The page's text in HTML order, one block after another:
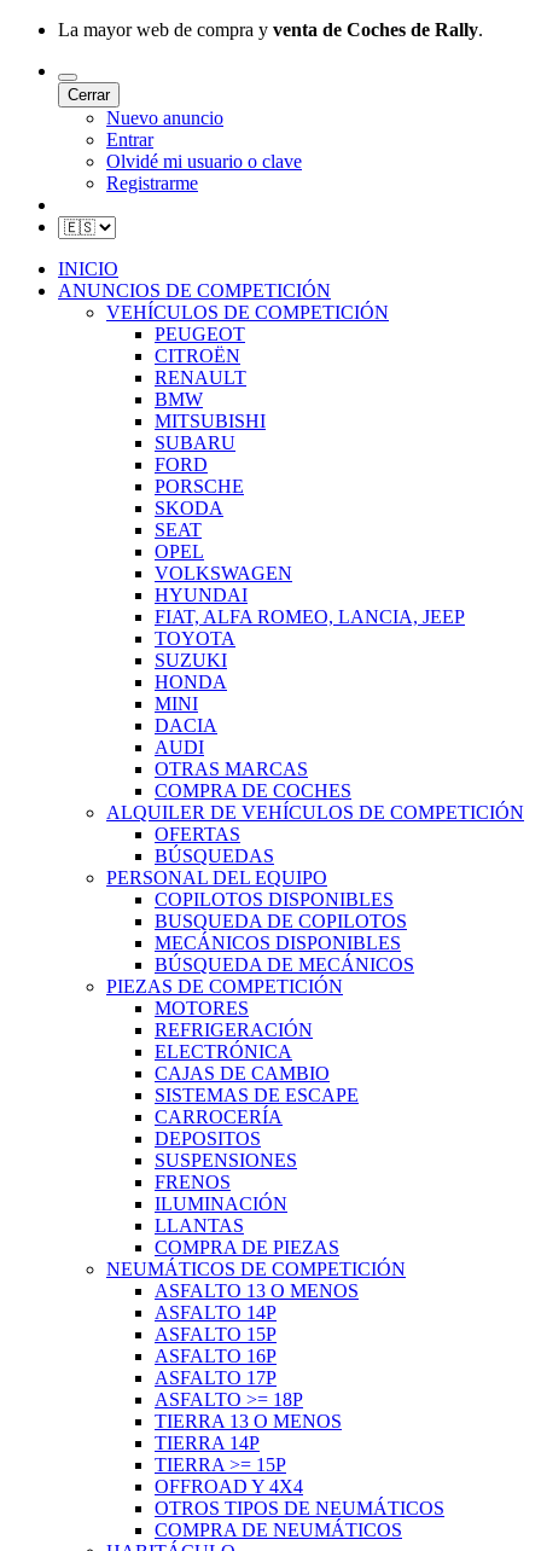
La mayor web de compra y venta de Coches de Rally.
Cerrar
Nuevo anuncio
Entrar
Olvidé mi usuario o clave
Registrarme
INICIO
ANUNCIOS DE COMPETICIÓN
VEHÍCULOS DE COMPETICIÓN
PEUGEOT
CITROËN
RENAULT
BMW
MITSUBISHI
SUBARU
FORD
PORSCHE
SKODA
SEAT
OPEL
VOLKSWAGEN
HYUNDAI
FIAT, ALFA ROMEO, LANCIA, JEEP
TOYOTA
SUZUKI
HONDA
MINI
DACIA
AUDI
OTRAS MARCAS
COMPRA DE COCHES
ALQUILER DE VEHÍCULOS DE COMPETICIÓN
OFERTAS
BÚSQUEDAS
PERSONAL DEL EQUIPO
COPILOTOS DISPONIBLES
BUSQUEDA DE COPILOTOS
MECÁNICOS DISPONIBLES
BÚSQUEDA DE MECÁNICOS
PIEZAS DE COMPETICIÓN
MOTORES
REFRIGERACIÓN
ELECTRÓNICA
CAJAS DE CAMBIO
SISTEMAS DE ESCAPE
CARROCERÍA
DEPOSITOS
SUSPENSIONES
FRENOS
ILUMINACIÓN
LLANTAS
COMPRA DE PIEZAS
NEUMÁTICOS DE COMPETICIÓN
ASFALTO 13 O MENOS
ASFALTO 14P
ASFALTO 15P
ASFALTO 16P
ASFALTO 17P
ASFALTO >= 18P
TIERRA 13 O MENOS
TIERRA 14P
TIERRA >= 15P
OFFROAD Y 4X4
OTROS TIPOS DE NEUMÁTICOS
COMPRA DE NEUMÁTICOS